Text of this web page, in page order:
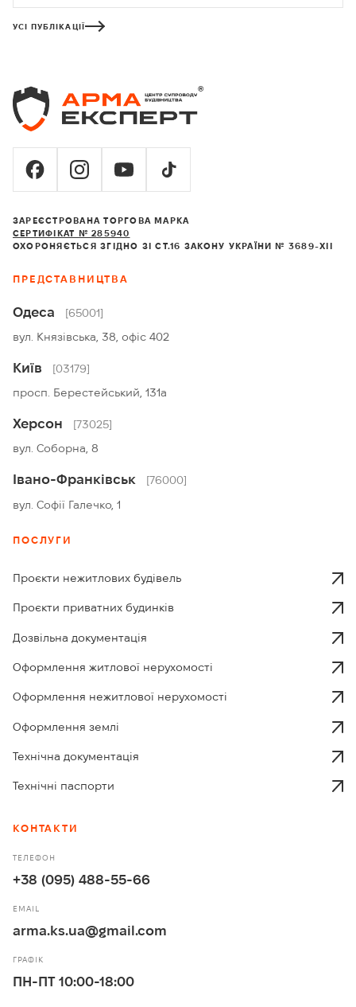
УСІ ПУБЛІКАЦІЇ
ЗАРЕЄСТРОВАНА ТОРГОВА МАРКА
СЕРТИФІКАТ № 285940
ОХОРОНЯЄТЬСЯ ЗГІДНО ЗІ СТ.16 ЗАКОНУ УКРАЇНИ № 3689-XII
ПРЕДСТАВНИЦТВА
Одеса
[65001]
вул. Князівська, 38, офіс 402
Київ
[03179]
просп. Берестейський, 131а
Херсон
[73025]
вул. Соборна, 8
Івано-Франківськ
[76000]
вул. Софії Галечко, 1
ПОСЛУГИ
Проєкти нежитлових будівель
Проєкти приватних будинків
Дозвільна документація
Оформлення житлової нерухомості
Оформлення нежитлової нерухомості
Оформлення землі
Технічна документація
Технічні паспорти
КОНТАКТИ
ТЕЛЕФОН
+38 (095) 488-55-66
EMAIL
arma.ks.ua@gmail.com
ГРАФІК
ПН-ПТ 10:00-18:00